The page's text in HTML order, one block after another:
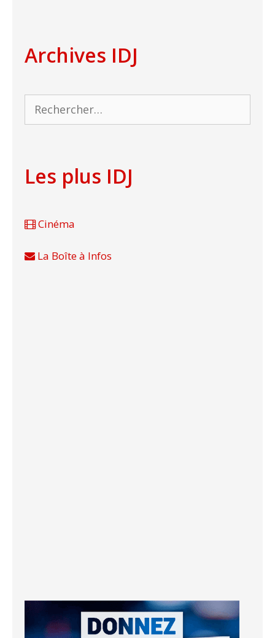
Archives IDJ
Rechercher :
Les plus IDJ
Cinéma
La Boîte à Infos